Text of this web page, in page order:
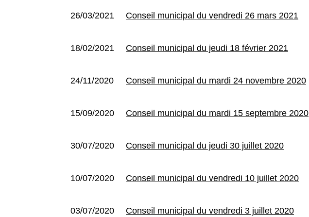
26/03/2021 Conseil municipal du vendredi 26 mars 2021
18/02/2021 Conseil municipal du jeudi 18 février 2021
24/11/2020 Conseil municipal du mardi 24 novembre 2020
15/09/2020 Conseil municipal du mardi 15 septembre 2020
30/07/2020 Conseil municipal du jeudi 30 juillet 2020
10/07/2020 Conseil municipal du vendredi 10 juillet 2020
03/07/2020 Conseil municipal du vendredi 3 juillet 2020